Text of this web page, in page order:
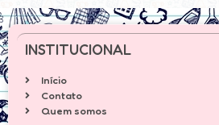
INSTITUCIONAL
Início
Contato
Quem somos